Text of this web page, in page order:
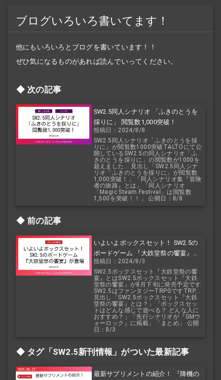
ブログいろいろ書いてます！
他にもいろいろとブログを書いています！！
ぜひ気になるものがあれば読んでいってください。
次の記事
SW2.5同人シナリオ 「ふきのとうを
採りに」 閲覧数1,000突破！
投稿日：2024/8/8
SW2.5同人シナリオ「ふきのとうを採
りに」が閲覧数1000突破TALTOにて公
開しているSW2.5の同人シナリオ「ふ
きのとうを採りに」の閲覧数が1000を
超えました... 見出し「SW2.5同人シナ
リオ「ふきのとうを採りに」が閲覧数
1,000突破！」「同人シナリオ集『冒険
者の旅路』とは」「同人シナリオ
「Magic Steam Festival」は閲覧数
1,500を突破！！」 公開日：8/8
前の記事
いよいよボックスセット！ SW2.5の
ボードゲーム 『大鉄堂祭の饗宴』が
登場
投稿日：2024/8/3
SW2.5ボックスセット『大鉄堂祭の饗
宴』とはSW2.5ボックスセット『大鉄
堂祭の饗宴』が8月下旬に発売予定です
SW2.5はファンタジーTRPGですTRP...
見出し「SW2.5ボックスセット『大鉄
堂祭の饗宴』とは？」「ボックスセッ
トはどんな感じで遊べる？ どんな人に
おすすめ？」「先行シナリオが『GMウ
ォーロック』に掲載」「まとめ」 公開
日：8/3
タグ「SW2.5新刊情報」がついた最新記事
最新サプリメントの紹介！ 『降機の